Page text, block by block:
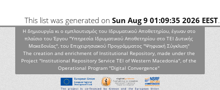
This list was generated on Sun Aug 9 01:09:35 2026 EEST.
Η δημιουργία κι ο εμπλουτισμός του Ιδρυματικού Αποθετηρίου, έγιναν στο
πλαίσιο του Έργου "Υπηρεσία Ιδρυματικού Αποθετηρίου στο ΤΕΙ Δυτικής
Μακεδονίας", του Επιχειρησιακού Προγράμματος "Ψηφιακή Σύγκλιση"
The creation and enrichment of Institutional Repository, made under the
Project "Institutional Repository Service TEI of Western Macedonia", of the
Operational Program "Digital Convergence"